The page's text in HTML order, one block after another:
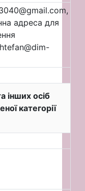
адреса для
інших осіб
категорії